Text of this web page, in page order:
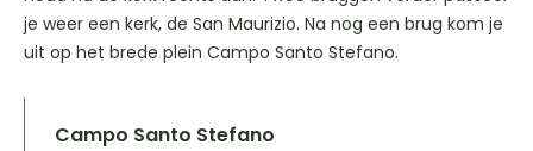
je weer een kerk, de San Maurizio. Na nog een brug kom je
uit op het brede plein Campo Santo Stefano.
Campo Santo Stefano